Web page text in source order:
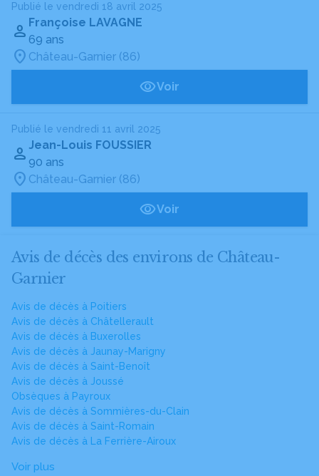
Publié le vendredi 18 avril 2025
Françoise LAVAGNE
69 ans
Château-Garnier (86)
Voir
Publié le vendredi 11 avril 2025
Jean-Louis FOUSSIER
90 ans
Château-Garnier (86)
Voir
Avis de décès des environs de Château-
Garnier
Avis de décès à Poitiers
Avis de décès à Châtellerault
Avis de décès à Buxerolles
Avis de décès à Jaunay-Marigny
Avis de décès à Saint-Benoît
Avis de décès à Joussé
Obsèques à Payroux
Avis de décès à Sommières-du-Clain
Avis de décès à Saint-Romain
Avis de décès à La Ferrière-Airoux
Voir plus